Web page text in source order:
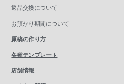
返品交換について
お預かり期間について
原稿の作り方
各種テンプレート
店舗情報